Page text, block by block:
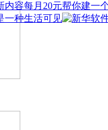
每月20元帮你建一
一种生活可见